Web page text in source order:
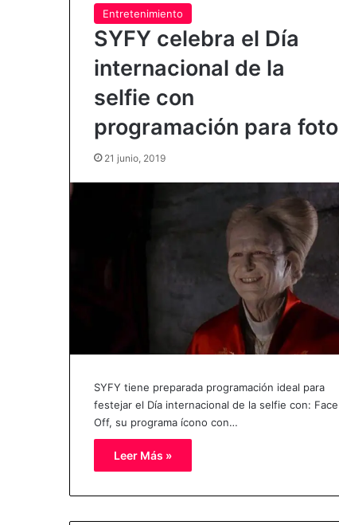
Entretenimiento
SYFY celebra el Día
internacional de la
selfie con
programación para foto
21 junio, 2019
SYFY tiene preparada programación ideal para
festejar el Día internacional de la selfie con: Face
Off, su programa ícono con…
Leer Más »